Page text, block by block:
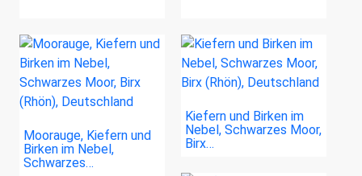
Moorauge, Kiefern und
Birken im Nebel,
Schwarzes…
Kiefern und Birken im
Nebel, Schwarzes Moor,
Birx…